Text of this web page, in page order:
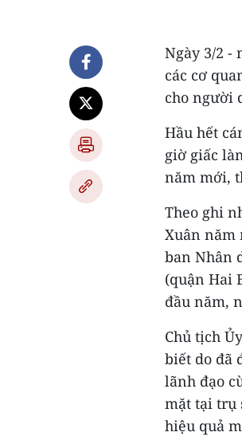
Ngày 3/2 -
các cơ
cho người
Hầu hết
giờ giấc
năm mới,
Theo ghi
Xuân năm
ban Nhân
(quận Hai
đầu năm,
Chủ tịch
biết do đã
lãnh đạo
mặt tại trụ
hiệu quả